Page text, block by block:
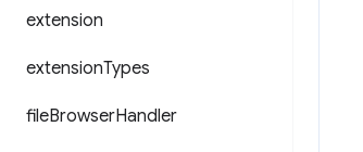
extension
extensionTypes
fileBrowserHandler